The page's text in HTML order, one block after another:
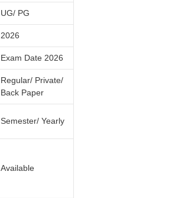
UG/ PG
2026
Exam Date 2026
Regular/ Private/
Back Paper
Semester/ Yearly
Available